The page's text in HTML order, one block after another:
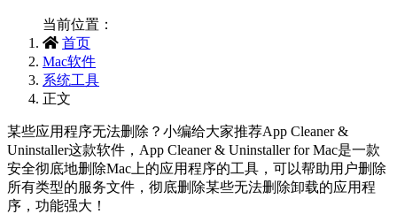
当前位置：
首页
Mac软件
系统工具
正文
某些应用程序无法删除？小编给大家推荐App Cleaner &
Uninstaller这款软件，App Cleaner & Uninstaller for Mac是一款
安全彻底地删除Mac上的应用程序的工具，可以帮助用户删除
所有类型的服务文件，彻底删除某些无法删除卸载的应用程
序，功能强大！